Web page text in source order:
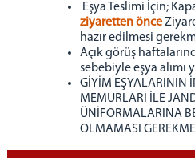
Eşya Teslimi İçin;
ziyaretten önce
hazır edilmesi
Açık görüş
sebebiyle eşya alımı
GİYİM EŞYALARININ
MEMURLARI İLE
ÜNİFORMALARINA
OLMAMASI